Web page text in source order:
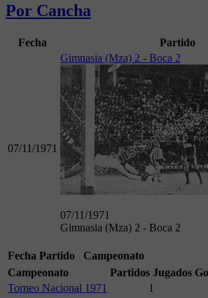
Por Cancha
Fecha Partido
07/11/1971
Gimnasia (Mza) 2 - Boca 2
07/11/1971
Gimnasia (Mza) 2 - Boca 2
Fecha Partido
Campeonato
Campeonato
Partidos Jugados
Torneo Nacional 1971
1